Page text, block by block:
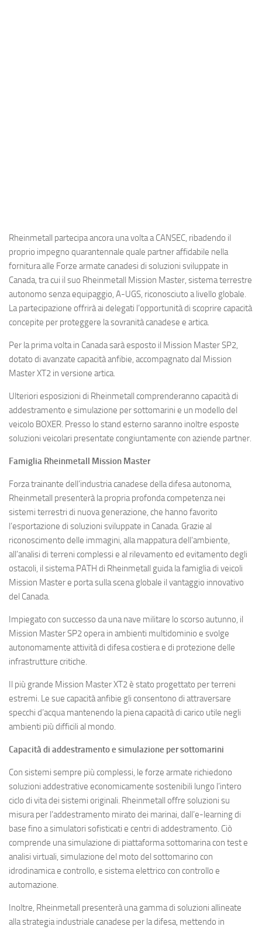
Industria
Eventi
Rheinmetall partecipa ancora una volta a CANSEC, ribadendo il
proprio impegno quarantennale quale partner affidabile nella
fornitura alle Forze armate canadesi di soluzioni sviluppate in
Canada, tra cui il suo Rheinmetall Mission Master, sistema terrestre
autonomo senza equipaggio, A-UGS, riconosciuto a livello globale.
La partecipazione offrirà ai delegati l’opportunità di scoprire capacità
concepite per proteggere la sovranità canadese e artica.
Per la prima volta in Canada sarà esposto il Mission Master SP2,
dotato di avanzate capacità anfibie, accompagnato dal Mission
Master XT2 in versione artica.
Ulteriori esposizioni di Rheinmetall comprenderanno capacità di
addestramento e simulazione per sottomarini e un modello del
veicolo BOXER. Presso lo stand esterno saranno inoltre esposte
soluzioni veicolari presentate congiuntamente con aziende partner.
Famiglia Rheinmetall Mission Master
Forza trainante dell’industria canadese della difesa autonoma,
Rheinmetall presenterà la propria profonda competenza nei
sistemi terrestri di nuova generazione, che hanno favorito
l’esportazione di soluzioni sviluppate in Canada. Grazie al
riconoscimento delle immagini, alla mappatura dell’ambiente,
all’analisi di terreni complessi e al rilevamento ed evitamento degli
ostacoli, il sistema PATH di Rheinmetall guida la famiglia di veicoli
Mission Master e porta sulla scena globale il vantaggio innovativo
del Canada.
Impiegato con successo da una nave militare lo scorso autunno, il
Mission Master SP2 opera in ambienti multidominio e svolge
autonomamente attività di difesa costiera e di protezione delle
infrastrutture critiche.
Il più grande Mission Master XT2 è stato progettato per terreni
estremi. Le sue capacità anfibie gli consentono di attraversare
specchi d’acqua mantenendo la piena capacità di carico utile negli
ambienti più difficili al mondo.
Capacità di addestramento e simulazione per sottomarini
Con sistemi sempre più complessi, le forze armate richiedono
soluzioni addestrative economicamente sostenibili lungo l’intero
ciclo di vita dei sistemi originali. Rheinmetall offre soluzioni su
misura per l’addestramento mirato dei marinai, dall’e-learning di
base fino a simulatori sofisticati e centri di addestramento. Ciò
comprende una simulazione di piattaforma sottomarina con test e
analisi virtuali, simulazione del moto del sottomarino con
idrodinamica e controllo, e sistema elettrico con controllo e
automazione.
Inoltre, Rheinmetall presenterà una gamma di soluzioni allineate
alla strategia industriale canadese per la difesa, mettendo in